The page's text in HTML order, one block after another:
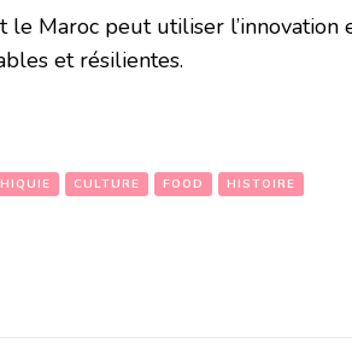
Maroc peut utiliser l’innovation
et résilientes.
CULTURE FOOD HISTOIRE